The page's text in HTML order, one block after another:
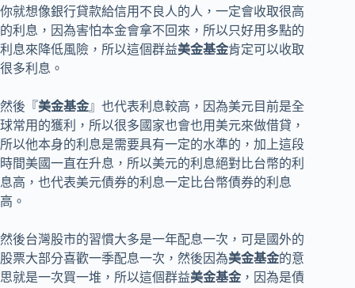
你就想像銀行貸款給信用不良人的人，一定會收取很高
的利息，因為害怕本金會拿不回來，所以只好用多點的
利息來降低風險，所以這個群益美金基金肯定可以收取
很多利息。
然後『美金基金』也代表利息較高，因為美元目前是全
球常用的獲利，所以很多國家也會也用美元來做借貸，
所以他本身的利息是需要具有一定的水準的，加上這段
時間美國一直在升息，所以美元的利息絕對比台幣的利
息高，也代表美元債券的利息一定比台幣債券的利息
高。
然後台灣股市的習慣大多是一年配息一次，可是國外的
股票大部分喜歡一季配息一次，然後因為美金基金的意
思就是一次買一堆，所以這個群益美金基金 ，因為是債